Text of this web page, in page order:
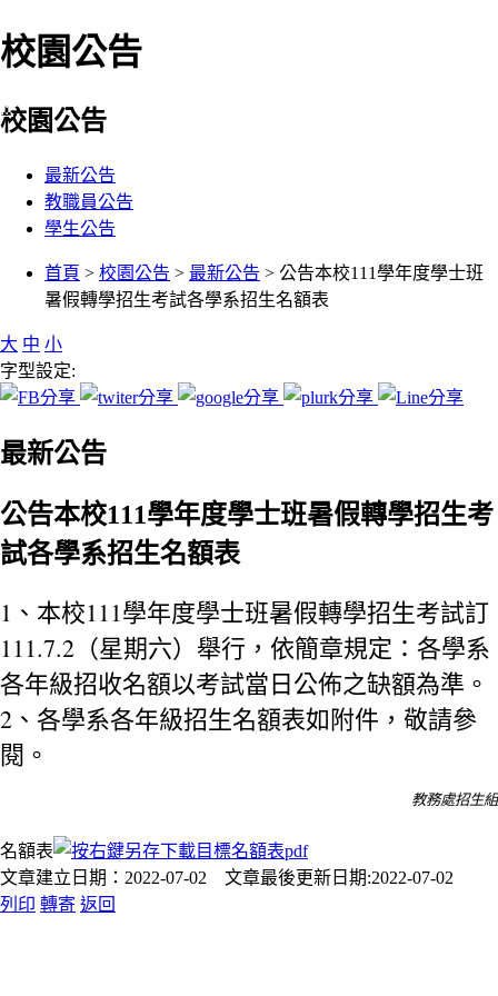
校園公告
:::
校園公告
最新公告
教職員公告
學生公告
首頁 > 校園公告 > 最新公告 > 公告本校111學年度學士班
暑假轉學招生考試各學系招生名額表
大 中 小
字型設定:
最新公告
公告本校111學年度學士班暑假轉學招生考
試各學系招生名額表
1 、本校111 學年度學士班暑假轉學招生考試訂
111.7.2 （星期六）舉行，依簡章規定：各學系
各年級招收名額以考試當日公佈之缺額為準。
2 、各學系各年級招生名額表如附件 ，敬請參
閱。
教務處招生組
名額表
文章建立日期：2022-07-02 文章最後更新日期:2022-07-02
列印 轉寄 返回